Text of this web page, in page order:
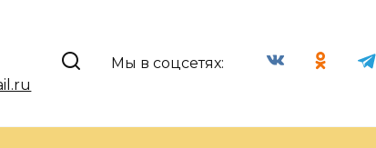
Мы в соцсетях: